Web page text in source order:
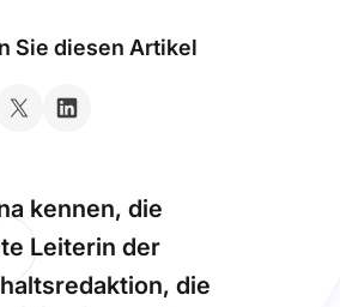
Sie diesen Artikel
kennen, die
Leiterin der
die